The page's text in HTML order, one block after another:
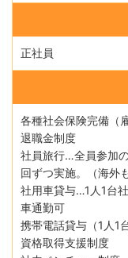
正社員
各種社会保険完備（
退職金制度
社員旅行…全員参加
回ずつ実施。（海外
社用車貸与…1人1台
車通勤可
携帯電話貸与（1人1台
資格取得支援制度